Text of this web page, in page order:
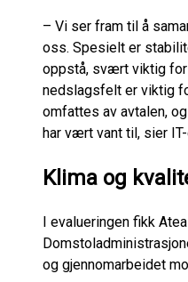
– Vi ser fram til å
oss. Spesielt er
oppstå, svært viktig for
nedslagsfelt er viktig
omfattes av avtalen,
har vært vant til, sier
Klima og
I evalueringen fikk
og gjennomarbeidet